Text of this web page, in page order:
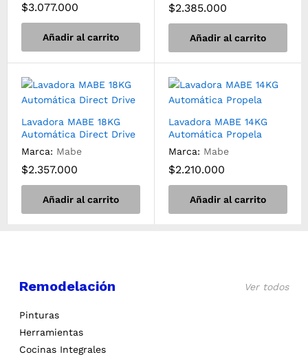
$3.077.000
Añadir al carrito
$2.385.000
Añadir al carrito
Lavadora MABE 18KG
Automática Direct Drive
Marca: Mabe
$2.357.000
Añadir al carrito
Lavadora MABE 14KG
Automática Propela
Marca: Mabe
$2.210.000
Añadir al carrito
Remodelación
Pinturas
Herramientas
Cocinas Integrales
Ver todos